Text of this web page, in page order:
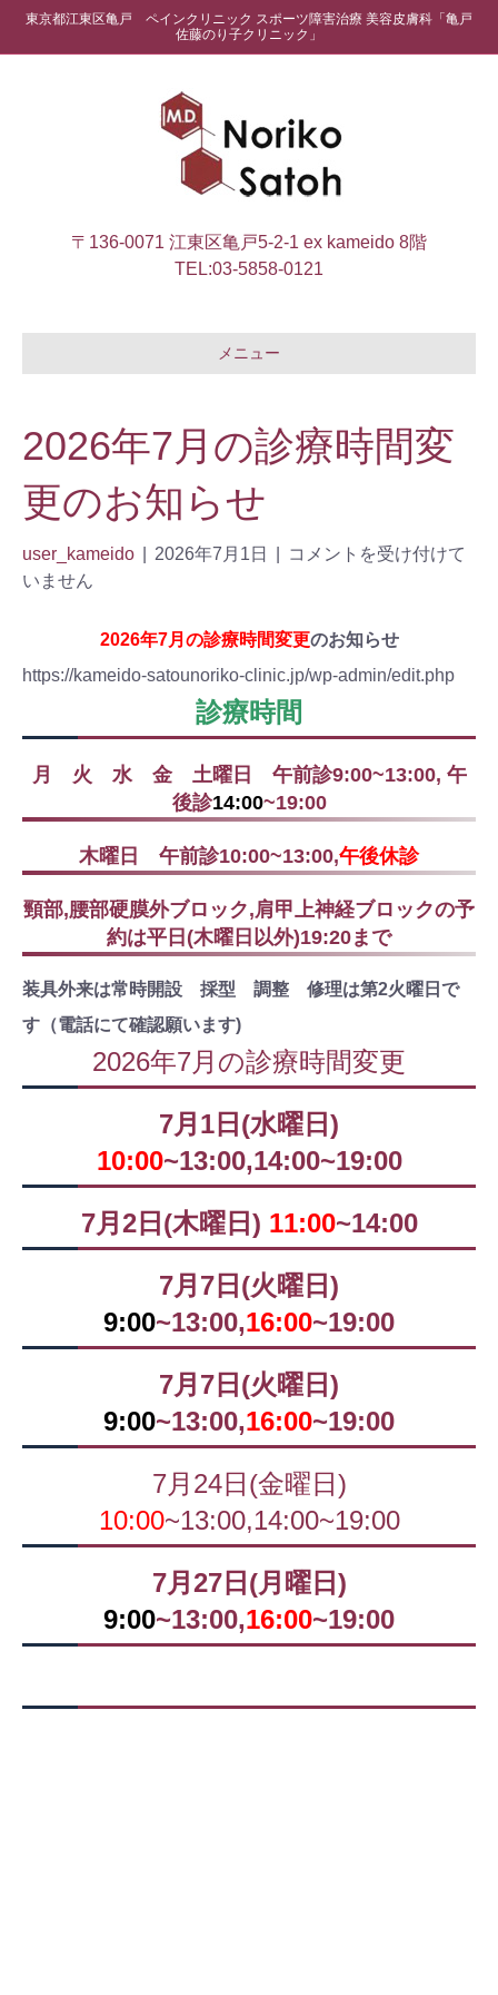
東京都江東区亀戸 ペインクリニック スポーツ障害治療 美容皮膚科「亀戸
佐藤のり子クリニック」
〒136-0071 江東区亀戸5-2-1 ex kameido 8階
TEL:03-5858-0121
メニュー
2026年7月の診療時間変
更のお知らせ
user_kameido 2026年7月1日
コメントを受け付けて
いません
2026年7月の診療時間変更のお知らせ
https://kameido-satounoriko-clinic.jp/wp-admin/edit.php
診療時間
月 火 水 金 土曜日 午前診9:00~13:00, 午
後診14:00~19:00
木曜日 午前診10:00~13:00,午後休診
頸部,腰部硬膜外ブロック,肩甲上神経ブロックの予
約は平日(木曜日以外)19:20まで
装具外来は常時開設 採型 調整 修理は第2火曜日で
す（電話にて確認願います)
2026年7月の診療時間変更
7月1日(水曜日)
10:00~13:00,14:00~19:00
7月2日(木曜日) 11:00~14:00
7月7日(火曜日)
9:00~13:00,16:00~19:00
7月7日(火曜日)
9:00~13:00,16:00~19:00
7月24日(金曜日)
10:00~13:00,14:00~19:00
7月27日(月曜日)
9:00~13:00,16:00~19:00